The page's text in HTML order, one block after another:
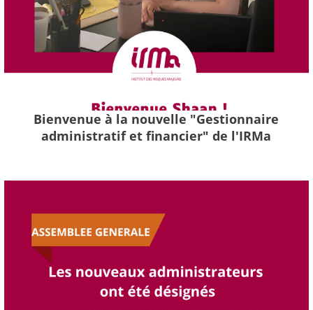
Bienvenue à la nouvelle "Gestionnaire
administratif et financier" de l'IRMa